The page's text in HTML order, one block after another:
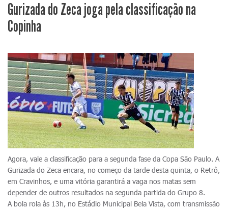
Gurizada do Zeca joga pela classificação na
Copinha
Agora, vale a classificação para a segunda fase da Copa São Paulo. A
Gurizada do Zeca encara, no começo da tarde desta quinta, o Retrô,
em Cravinhos, e uma vitória garantirá a vaga nos matas sem
depender de outros resultados na segunda partida do Grupo 8.
A bola rola às 13h, no Estádio Municipal Bela Vista, com transmissão